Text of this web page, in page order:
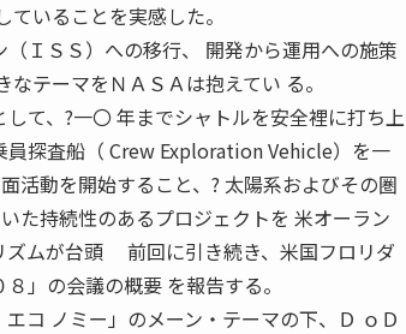
いることを実感した。
ＩＳＳ）への移行、 開発から運用への施策
テーマをＮＡＳＡは抱えてい る。
て、?一〇 年までシャトルを安全裡に打ち上
員探査船（ Crew Exploration Vehicle）を一
活動を開始すること、? 太陽系およびその圏
た持続性のあるプロジェクトを 米オーラン
ズムが台頭 前回に引き続き、米国フロリダ
」の会議の概要 を報告する。
コ ノミー」のメーン・テーマの下、Ｄ ｏＤ